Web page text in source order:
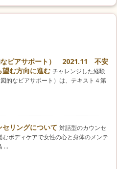
なピアサポート） 2021.11 不安
望む方向に進む チャレンジした経験
的なピアサポート）は、テキスト４第
リングについて 対話型のカウンセ
むボディケアで女性の心と身体のメンテ
...